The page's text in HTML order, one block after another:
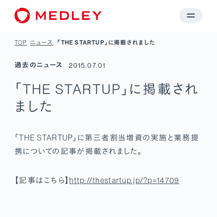
TOP ニュース 「THE STARTUP」に掲載されました
過去のニュース 2015.07.01
「THE STARTUP」に掲載され
ました
「THE STARTUP」に第三者割当増資の実施と業務提
携についての記事が掲載されました。
【記事はこちら】http://thestartup.jp/?p=14709